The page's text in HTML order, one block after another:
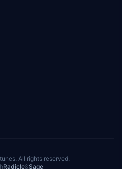
All rights reserved.
Radicle&Sage